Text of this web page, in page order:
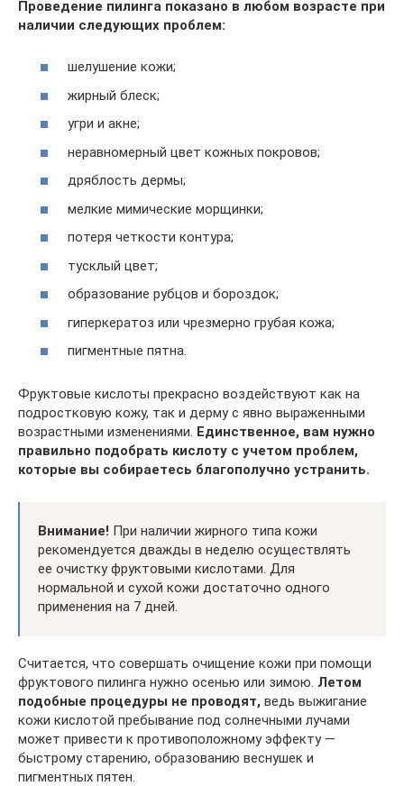
Проведение пилинга показано в любом возрасте при
наличии следующих проблем:
шелушение кожи;
жирный блеск;
угри и акне;
неравномерный цвет кожных покровов;
дряблость дермы;
мелкие мимические морщинки;
потеря четкости контура;
тусклый цвет;
образование рубцов и бороздок;
гиперкератоз или чрезмерно грубая кожа;
пигментные пятна.
Фруктовые кислоты прекрасно воздействуют как на
подростковую кожу, так и дерму с явно выраженными
возрастными изменениями. Единственное, вам нужно
правильно подобрать кислоту с учетом проблем,
которые вы собираетесь благополучно устранить.
Внимание! При наличии жирного типа кожи
рекомендуется дважды в неделю осуществлять
ее очистку фруктовыми кислотами. Для
нормальной и сухой кожи достаточно одного
применения на 7 дней.
Считается, что совершать очищение кожи при помощи
фруктового пилинга нужно осенью или зимою. Летом
подобные процедуры не проводят, ведь выжигание
кожи кислотой пребывание под солнечными лучами
может привести к противоположному эффекту —
быстрому старению, образованию веснушек и
пигментных пятен.